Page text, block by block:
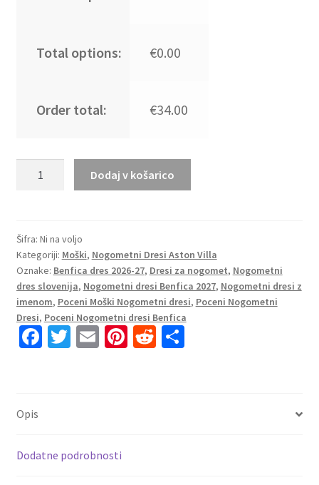
Total options: €0.00
Order total: €34.00
2026/27
Moški
z
lastnim
tiskom
količina
Dodaj v košarico
Šifra: Ni na voljo
Kategoriji: Moški, Nogometni Dresi Aston Villa
Oznake: Benfica dres 2026-27, Dresi za nogomet, Nogometni
dres slovenija, Nogometni dresi Benfica 2027, Nogometni dresi z
imenom, Poceni Moški Nogometni dresi, Poceni Nogometni
Dresi, Poceni Nogometni dresi Benfica
Fa
k
T E Pi R S
Opis
Dodatne podrobnosti